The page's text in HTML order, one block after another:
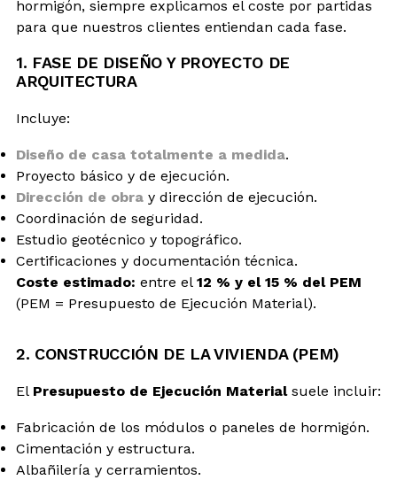
hormigón, siempre explicamos el coste por partidas
para que nuestros clientes entiendan cada fase.
1. FASE DE DISEÑO Y PROYECTO DE
ARQUITECTURA
Incluye:
Diseño de casa totalmente a medida.
Proyecto básico y de ejecución.
Dirección de obra y dirección de ejecución.
Coordinación de seguridad.
Estudio geotécnico y topográfico.
Certificaciones y documentación técnica.
Coste estimado: entre el 12 % y el 15 % del PEM
(PEM = Presupuesto de Ejecución Material).
2. CONSTRUCCIÓN DE LA VIVIENDA (PEM)
El Presupuesto de Ejecución Materialsuele incluir:
Fabricación de los módulos o paneles de hormigón.
Cimentación y estructura.
Albañilería y cerramientos.